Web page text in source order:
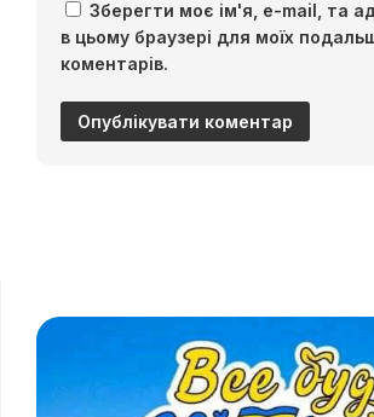
Зберегти моє ім'я, e-mail, та
в цьому браузері для моїх
коментарів.